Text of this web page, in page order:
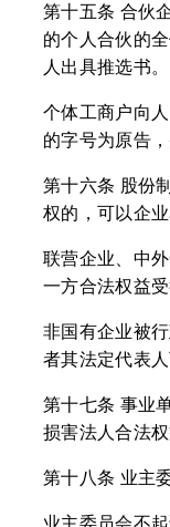
第十五条 合伙
的个人合伙的
人出具推选书。
个体工商户向
的字号为原告
第十六条 股份
权的，可以企
联营企业、中
一方合法权益
非国有企业被
者其法定代表
第十七条 事业
损害法人合法
第十八条 业主